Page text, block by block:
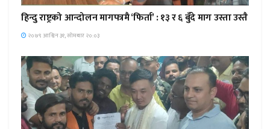
हिन्दु राष्ट्रको आन्दोलन मागपत्रमै ‘फिर्ता’ : १३ र ६ बुँदे माग उस्ता उस्तै
२०७९ आश्विन ३१, सोमबार २०:०३